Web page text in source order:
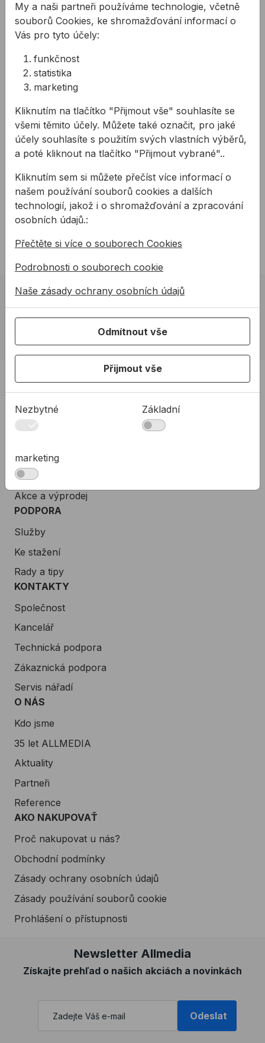
info@allmedia-cz.cz
allmediasro (po-ne 7-22 h)
Popis
Kombinuje dvě jednoruční svorky PRO nebo
EASY pro upínací šířku až 200 cm
Jednoduchá kombinace a uvolnění stlačením
tlačítka
Ideální na lepení nábytku nebo montáž velkých
komponentů
Tlačítko pro lehké uvolnění
Pevné a odolné díky kvalitnímu plastovému
02 623 10 920
allmedia@allmedia.sk
allmediasro (po-ne 7-22 h)
Produkty
Podpora
O nás
Kontakty
Akce a výprodej
PODPORA
Služby
Ke stažení
Rady a tipy
KONTAKTY
Společnost
Kancelář
Technická podpora
Zákaznická podpora
Servis nářadí
O NÁS
Kdo jsme
35 let ALLMEDIA
Aktuality
Partneři
Reference
AKO NAKUPOVAŤ
Proč nakupovat u nás?
Obchodní podmínky
Zásady ochrany osobních údajů
Zásady používání souborů cookie
Prohlášení o přístupnosti
Newsletter Allmedia
Získajte prehľad o našich akciách a novinkách
Odeslat
My a naši partneři používáme technologie, včetně
souborů Cookies, ke shromažďování informací o
Vás pro tyto účely:
funkčnost
statistika
marketing
Kliknutím na tlačítko "Přijmout vše" souhlasíte se
všemi těmito účely. Můžete také označit, pro jaké
účely souhlasíte s použitím svých vlastních výběrů,
a poté kliknout na tlačítko "Přijmout vybrané"..
Kliknutím sem si můžete přečíst více informací o
našem používání souborů cookies a dalších
technologií, jakož i o shromažďování a zpracování
osobních údajů.:
Přečtěte si více o souborech Cookies
Podrobnosti o souborech cookie
Naše zásady ochrany osobních údajů
Odmítnout vše
Přijmout vše
Nezbytné Základní
marketing